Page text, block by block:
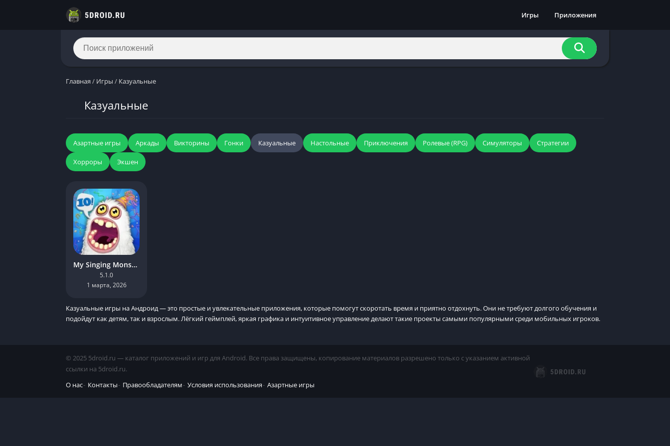
Игры Приложения
Главная / Игры / Казуальные
Казуальные
Азартные игры Аркады Викторины Гонки Казуальные Настольные Приключения Ролевые (RPG) Симуляторы Стратегии
Хорроры Экшен
Казуальные игры на Андроид — это простые и увлекательные приложения, которые помогут скоротать время и приятно отдохнуть. Они не требуют долгого обучения и
подойдут как детям, так и взрослым. Лёгкий геймплей, яркая графика и интуитивное управление делают такие проекты самыми популярными среди мобильных игроков.
My Singing Monsters Взлом на кристаллы и деньги
5.1.0
1 марта, 2026
© 2025 5droid.ru — каталог приложений и игр для Android. Все права защищены, копирование материалов разрешено только с указанием активной
ссылки на 5droid.ru.
О нас
Контакты Правообладателям Условия использования Азартные игры